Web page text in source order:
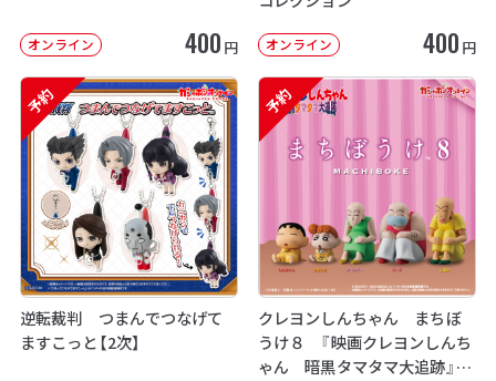
オンライン 400 円 オンライン 400 円
予約
逆転裁判 つまんでつなげて
ますこっと【2次】
予約
クレヨンしんちゃん まちぼ
うけ８ 『映画クレヨンしんち
ゃん 暗黒タマタマ大追跡』【2